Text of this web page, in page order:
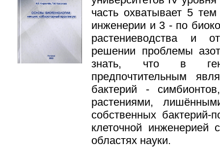
часть охватывает 5
инженерии и 3 - по
растениеводства и
решении проблемы
знать, что в
предпочтительным
бактерий -
растениями,
собственных бактерий-
клеточной инженерией
областях науки.